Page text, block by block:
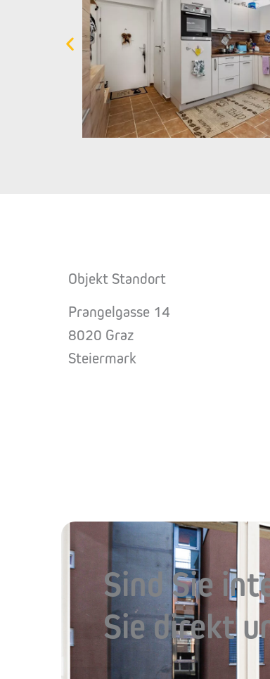
Objekt Standort
Prangelgasse 14
8020 Graz
Steiermark
Sind Sie
Sie direkt